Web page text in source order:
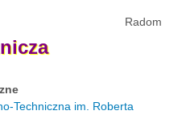
Radom
Techniczna im. Roberta